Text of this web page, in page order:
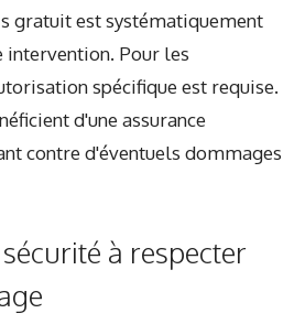
gratuit est systématiquement
intervention. Pour les
spécifique est requise.
d'une assurance
contre d'éventuels dommages
à respecter